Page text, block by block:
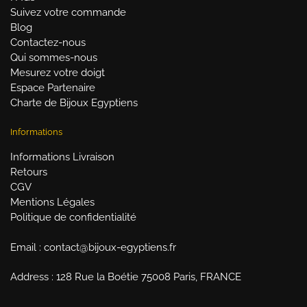
Suivez votre commande
Blog
Contactez-nous
Qui sommes-nous
Mesurez votre doigt
Espace Partenaire
Charte de Bijoux Egyptiens
Informations
Informations Livraison
Retours
CGV
Mentions Légales
Politique de confidentialité
Email : contact@bijoux-egyptiens.fr
Address : 128 Rue la Boétie 75008 Paris, FRANCE